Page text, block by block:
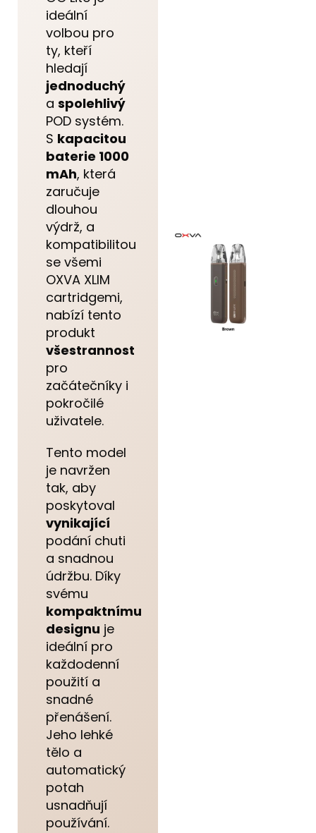
ideální
volbou pro
ty, kteří
hledají
jednoduchý
a spolehlivý
POD systém.
S kapacitou
baterie 1000
mAh, která
zaručuje
dlouhou
výdrž, a
kompatibilitou
se všemi
OXVA XLIM
cartridgemi,
nabízí tento
produkt
všestrannost
pro
začátečníky i
pokročilé
uživatele.
Tento model
je navržen
tak, aby
poskytoval
vynikající
podání chuti
a snadnou
údržbu. Díky
svému
kompaktnímu
designu je
ideální pro
každodenní
použití a
snadné
přenášení.
Jeho lehké
tělo a
automatický
potah
usnadňují
používání.